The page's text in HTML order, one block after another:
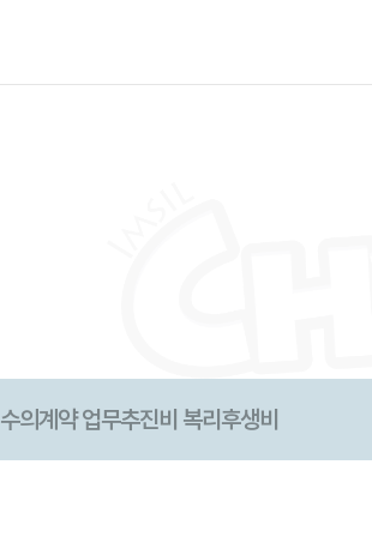
수의계약 업무추진비 복리후생비